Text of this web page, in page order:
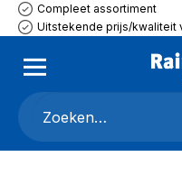
Compleet assortiment
Uitstekende prijs/kwaliteit